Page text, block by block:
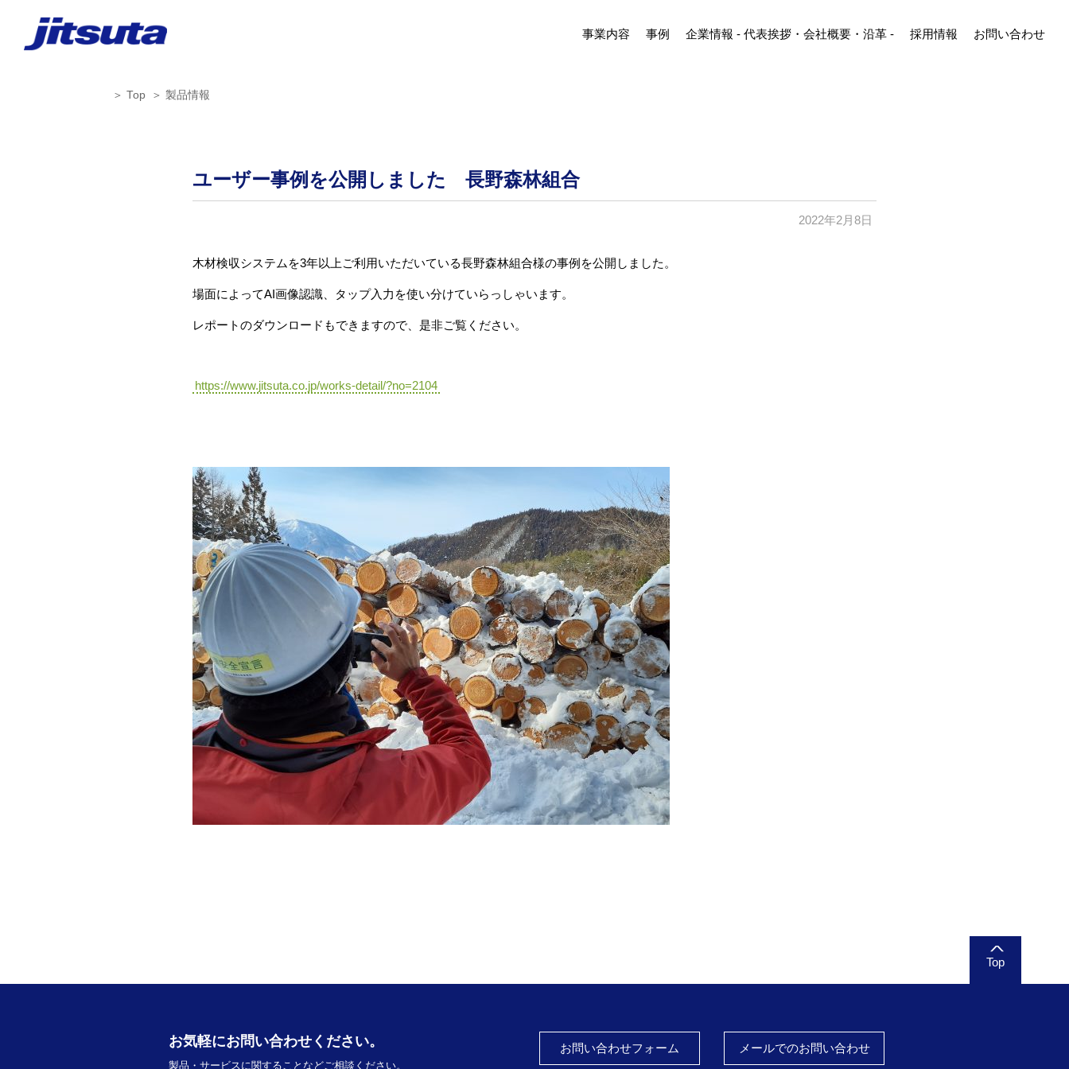
事業内容 事例 企業情報 - 代表挨拶 ・ 会社概要 ・ 沿革 - 採用情報 お問い合わせ
Top 製品情報
ユーザー事例を公開しました 長野森林組合
2022年2月8日
木材検収システムを3年以上ご利用いただいている長野森林組合様の事例を公開しました。
場面によってAI画像認識、タップ入力を使い分けていらっしゃいます。
レポートのダウンロードもできますので、是非ご覧ください。
https://www.jitsuta.co.jp/works-detail/?no=2104
Top
お気軽にお問い合わせください。
製品・サービスに関することなどご相談ください。
お問い合わせフォーム メールでのお問い合わせ